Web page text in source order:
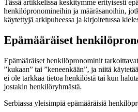
Tässä artikkelissa keskitymme erityisesti
henkilöpronomineihin ja määräsanoihin,
käytettyjä arkipuheessa ja kirjoitetussa
Epämääräiset
Epämääräiset henkilöpronominit
”kukaan” tai ”keneenkään”, ja niitä
ei ole tarkkaa tietoa henkilöstä tai kun
jostakin henkilöryhmästä.
Serbiassa yleisimpiä epämääräisiä